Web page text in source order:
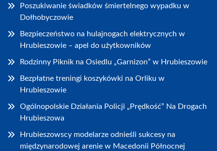
Poszukiwanie świadków śmiertelnego wypadku w
Dołhobyczowie
Bezpieczeństwo na hulajnogach elektrycznych w
Hrubieszowie – apel do użytkowników
Rodzinny Piknik na Osiedlu „Garnizon” w Hrubieszowie
Bezpłatne treningi koszykówki na Orliku w
Hrubieszowie
Ogólnopolskie Działania Policji „Prędkość” Na Drogach
Hrubieszowa
Hrubieszowscy modelarze odnieśli sukcesy na
międzynarodowej arenie w Macedonii Północnej